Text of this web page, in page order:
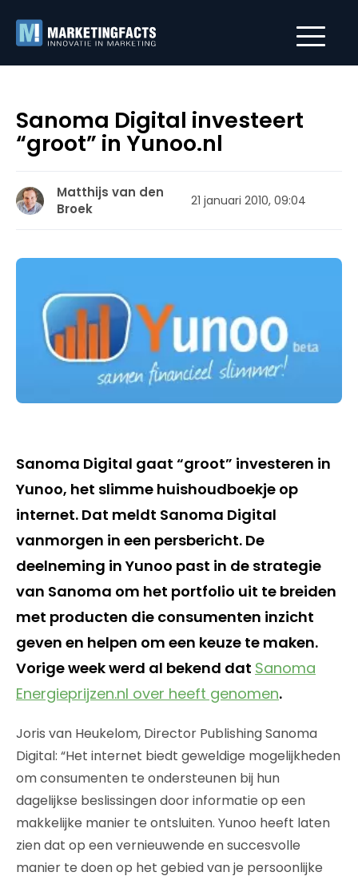
Sanoma Digital investeert
“groot” in Yunoo.nl
Matthijs van den
Broek
21 januari 2010, 09:04
Sanoma Digital gaat “groot” investeren in
Yunoo, het slimme huishoudboekje op
internet. Dat meldt Sanoma Digital
vanmorgen in een persbericht. De
deelneming in Yunoo past in de strategie
van Sanoma om het portfolio uit te breiden
met producten die consumenten inzicht
geven en helpen om een keuze te maken.
Vorige week werd al bekend dat Sanoma
Energieprijzen.nl over heeft genomen.
Joris van Heukelom, Director Publishing Sanoma
Digital: “Het internet biedt geweldige mogelijkheden
om consumenten te ondersteunen bij hun
dagelijkse beslissingen door informatie op een
makkelijke manier te ontsluiten. Yunoo heeft laten
zien dat op een vernieuwende en succesvolle
manier te doen op het gebied van je persoonlijke